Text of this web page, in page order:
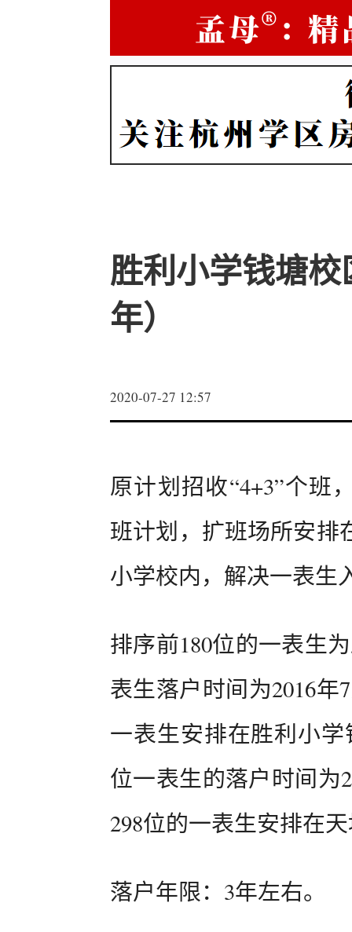
胜利小学钱塘
年）
2020-07-27 12:57
原计划招收“4+3”个班
班计划，扩班场所安排
小学校内，解决一表生
排序前180位的一表生
表生落户时间为2016年
一表生安排在胜利小
位一表生的落户时间为
298位的一表生安排在
落户年限：3年左右。